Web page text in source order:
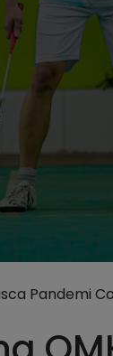
Pandemi